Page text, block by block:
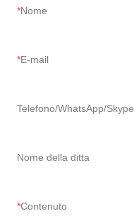
Nome
E-mail
Telefono/WhatsApp/Skype
Nome della ditta
Contenuto